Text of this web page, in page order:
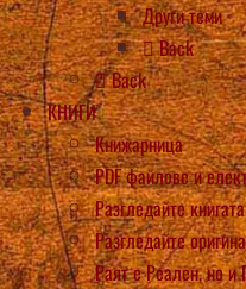
Други теми
Back
Back
КНИГИ
Книжарница
PDF файлове и
Разгледайте
Разгледайте
Раят е Реален, но и